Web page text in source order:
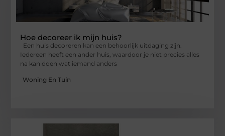
Hoe decoreer ik mijn huis?
Een huis decoreren kan een behoorlijk uitdaging zijn.
Iedereen heeft een ander huis, waardoor je niet precies alles
na kan doen wat iemand anders
Woning En Tuin